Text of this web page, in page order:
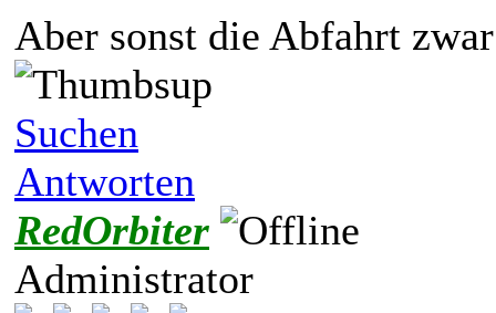
Aber sonst die Abfahrt
Suchen
Antworten
RedOrbiter
Administrator